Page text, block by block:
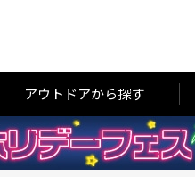
アウトドアから探す